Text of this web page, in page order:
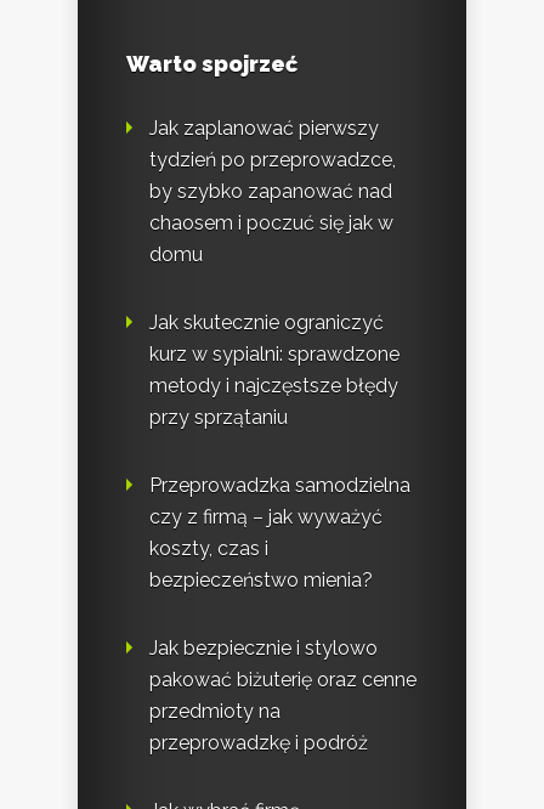
Warto spojrzeć
Jak zaplanować pierwszy
tydzień po przeprowadzce,
by szybko zapanować nad
chaosem i poczuć się jak w
domu
Jak skutecznie ograniczyć
kurz w sypialni: sprawdzone
metody i najczęstsze błędy
przy sprzątaniu
Przeprowadzka samodzielna
czy z firmą – jak wyważyć
koszty, czas i
bezpieczeństwo mienia?
Jak bezpiecznie i stylowo
pakować biżuterię oraz cenne
przedmioty na
przeprowadzkę i podróż